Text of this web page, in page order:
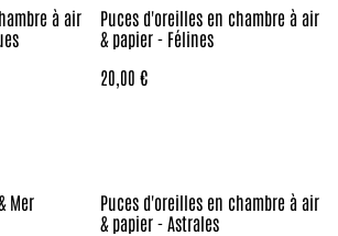
à air
Puces d'oreilles en chambre à air
& papier - Félines
20,00 €
Mer
Puces d'oreilles en chambre à air
& papier - Astrales